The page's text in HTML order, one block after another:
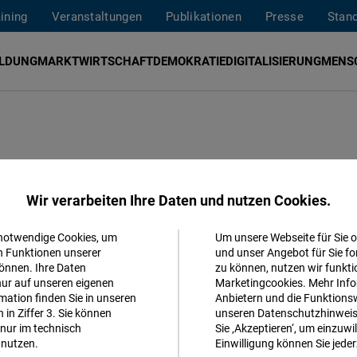
Veranstaltungen Publikationen Presse
MARKTWIRTSCHAFTDEMOKRATIEDIGITALISIERUNG
Seoul,TaipeiundNeu-Delhi. Zudem arbeiten wir in
Partnerorganisationen. Wir organisieren
Publikationen. Sollten Sie Fragen oder Anregungen zu
können Sie auch kennenlernen.
Wir verarbeiten Ihre Daten und nutzen Cookies.
Cookies, um
Funktionen unserer
Ihre Daten
auf unseren eigenen
finden Sie in unseren
Ziffer 3. Sie können
im technisch
Um unsere Webseite für Sie
und unser Angebot für Sie
zu können, nutzen wir
Marketingcookies. Mehr
Anbietern und die
unseren
Sie ‚Akzeptieren‘, um
Einwilligung können Sie
Matomo
Facebook
Embed
Akzeptieren